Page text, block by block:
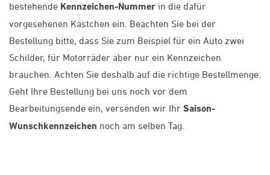
bestehende Kennzeichen-Nummer in die dafür
vorgesehenen Kästchen ein. Beachten Sie bei der
Bestellung bitte, dass Sie zum Beispiel für ein Auto zwei
Schilder, für Motorräder aber nur ein Kennzeichen
brauchen. Achten Sie deshalb auf die richtige Bestellmenge.
Geht Ihre Bestellung bei uns noch vor dem
Bearbeitungsende ein, versenden wir Ihr Saison-
Wunschkennzeichen noch am selben Tag.